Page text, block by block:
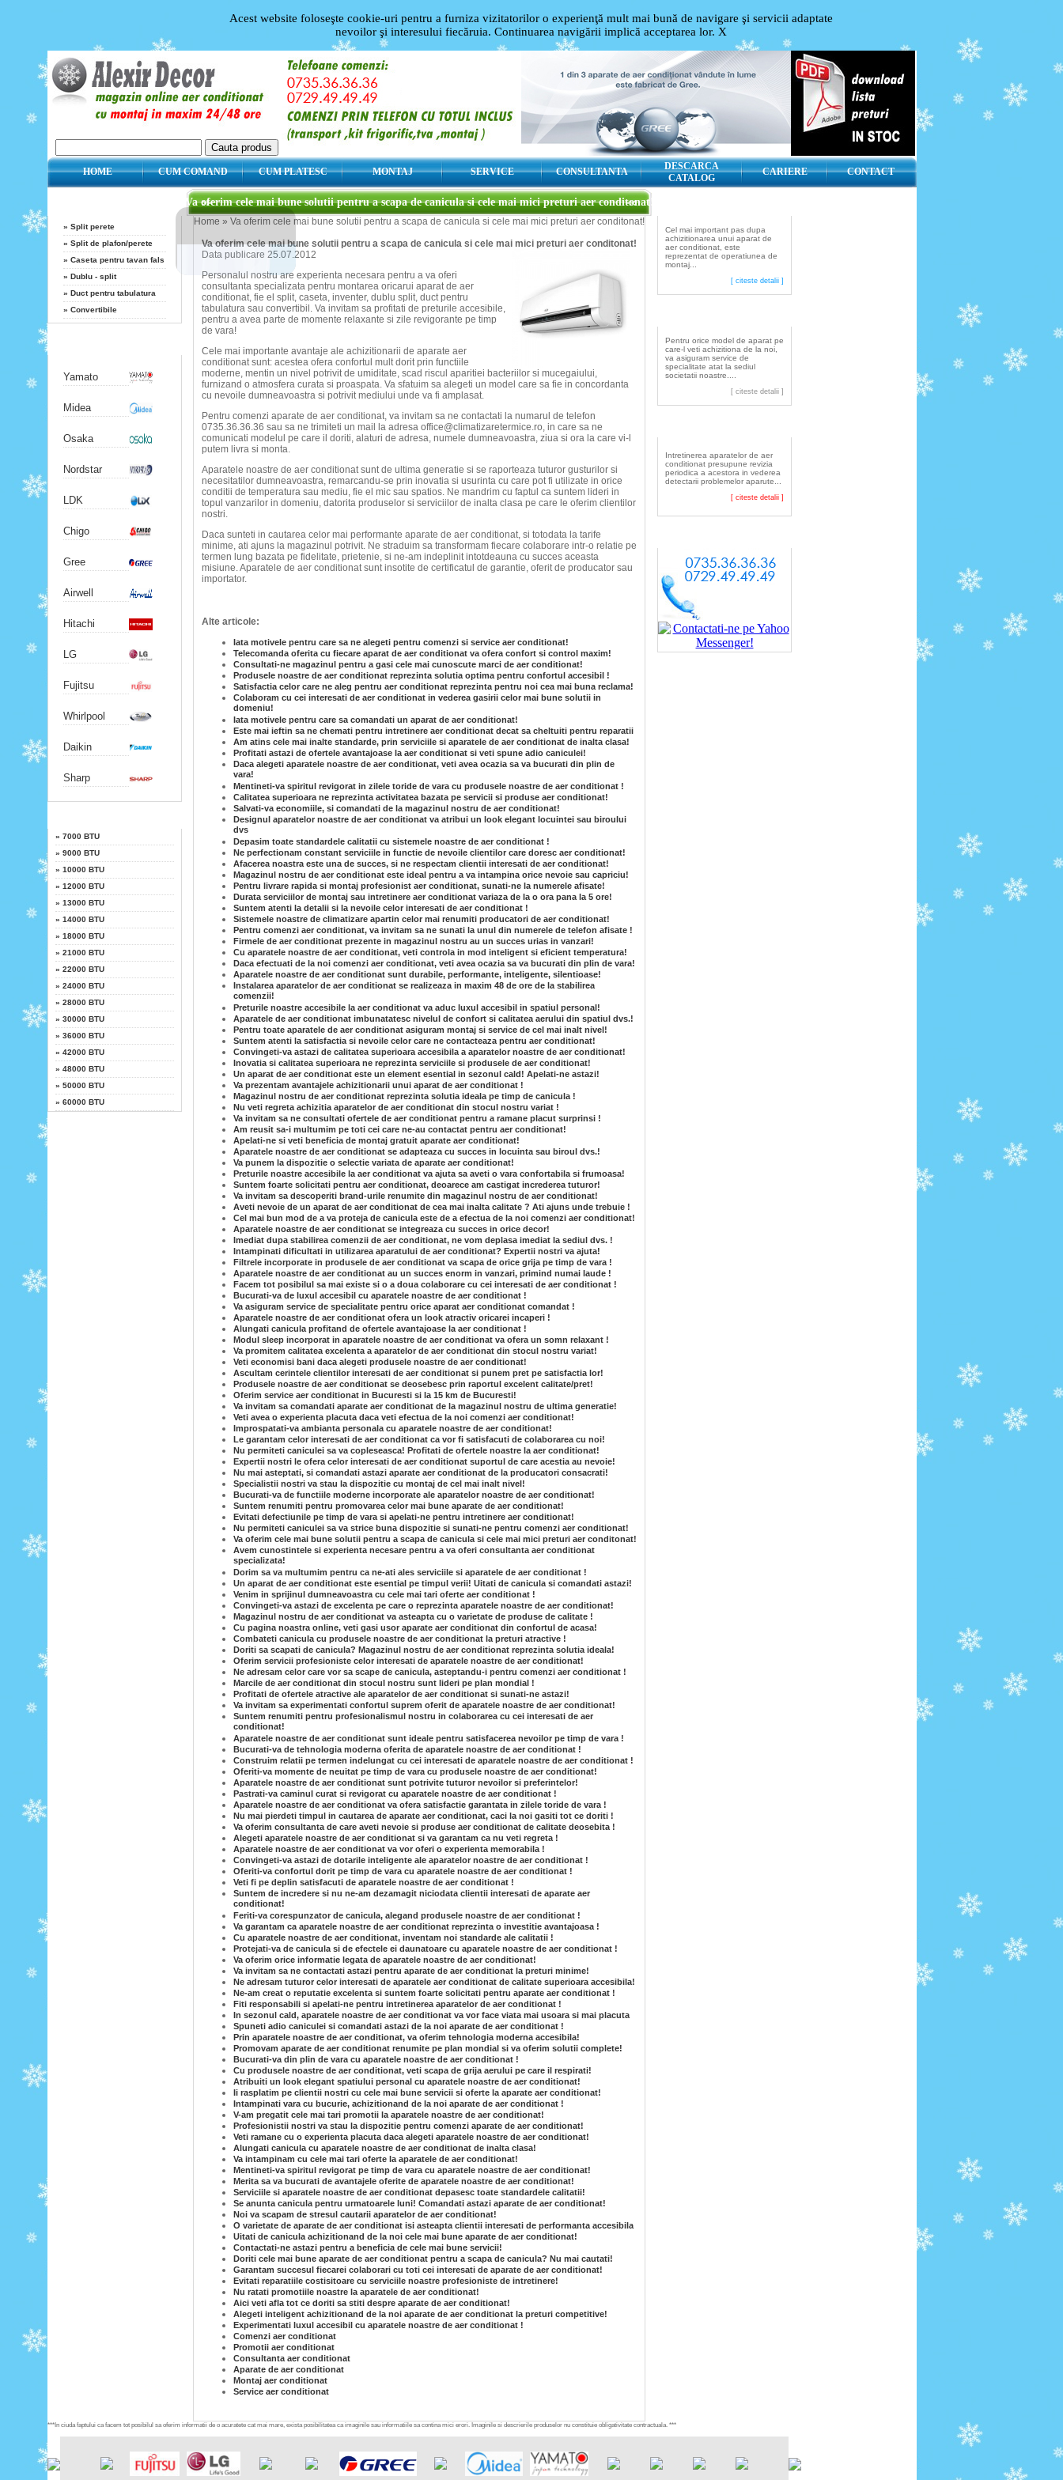
Acest website foloseşte cookie-uri pentru a furniza vizitatorilor o experienţă mult mai bună de navigare şi servicii adaptate
nevoilor şi interesului fiecăruia. Continuarea navigării implică acceptarea lor. X
HOME CUM COMAND CUM PLATESC MONTAJ SERVICE CONSULTANTA
DESCARCA
CATALOG
CARIERE CONTACT
» Split perete
» Split de plafon/perete
» Caseta pentru tavan fals
» Dublu - split
» Duct pentru tabulatura
» Convertibile
Yamato
Midea
Osaka
Nordstar
LDK
Chigo
Gree
Airwell
Hitachi
LG
Fujitsu
Whirlpool
Daikin
Sharp
» 7000 BTU
» 9000 BTU
» 10000 BTU
» 12000 BTU
» 13000 BTU
» 14000 BTU
» 18000 BTU
» 21000 BTU
» 22000 BTU
» 24000 BTU
» 28000 BTU
» 30000 BTU
» 36000 BTU
» 42000 BTU
» 48000 BTU
» 50000 BTU
» 60000 BTU
Va oferim cele mai bune solutii pentru a scapa de canicula si cele mai mici preturi aer conditonat!
Home » Va oferim cele mai bune solutii pentru a scapa de canicula si cele mai mici preturi aer conditonat!
Va oferim cele mai bune solutii pentru a scapa de canicula si cele mai mici preturi aer conditonat!
Data publicare 25.07.2012
Personalul nostru are experienta necesara pentru a va oferi
consultanta specializata pentru montarea oricarui aparat de aer
conditionat, fie el split, caseta, inventer, dublu split, duct pentru
tabulatura sau convertibil. Va invitam sa profitati de preturile accesibile,
pentru a avea parte de momente relaxante si zile revigorante pe timp
de vara!
Cele mai importante avantaje ale achizitionarii de aparate aer
conditionat sunt: acestea ofera confortul mult dorit prin functiile
moderne, mentin un nivel potrivit de umiditate, scad riscul aparitiei bacteriilor si mucegaiului,
furnizand o atmosfera curata si proaspata. Va sfatuim sa alegeti un model care sa fie in concordanta
cu nevoile dumneavoastra si potrivit mediului unde va fi amplasat.
Pentru comenzi aparate de aer conditionat, va invitam sa ne contactati la numarul de telefon
0735.36.36.36 sau sa ne trimiteti un mail la adresa office@climatizaretermice.ro, in care sa ne
comunicati modelul pe care il doriti, alaturi de adresa, numele dumneavoastra, ziua si ora la care vi-l
putem livra si monta.
Aparatele noastre de aer conditionat sunt de ultima generatie si se raporteaza tuturor gusturilor si
necesitatilor dumneavoastra, remarcandu-se prin inovatia si usurinta cu care pot fi utilizate in orice
conditii de temperatura sau mediu, fie el mic sau spatios. Ne mandrim cu faptul ca suntem lideri in
topul vanzarilor in domeniu, datorita produselor si serviciilor de inalta clasa pe care le oferim clientilor
nostri.
Daca sunteti in cautarea celor mai performante aparate de aer conditionat, si totodata la tarife
minime, ati ajuns la magazinul potrivit. Ne straduim sa transformam fiecare colaborare intr-o relatie pe
termen lung bazata pe fidelitate, prietenie, si ne-am indeplinit intotdeauna cu succes aceasta
misiune. Aparatele de aer conditionat sunt insotite de certificatul de garantie, oferit de producator sau
importator.
Alte articole:
Iata motivele pentru care sa ne alegeti pentru comenzi si service aer conditionat!
Telecomanda oferita cu fiecare aparat de aer conditionat va ofera confort si control maxim!
Consultati-ne magazinul pentru a gasi cele mai cunoscute marci de aer conditionat!
Produsele noastre de aer conditionat reprezinta solutia optima pentru confortul accesibil !
Satisfactia celor care ne aleg pentru aer conditionat reprezinta pentru noi cea mai buna reclama!
Colaboram cu cei interesati de aer conditionat in vederea gasirii celor mai bune solutii in
domeniu!
Iata motivele pentru care sa comandati un aparat de aer conditionat!
Este mai ieftin sa ne chemati pentru intretinere aer conditionat decat sa cheltuiti pentru reparatii
Am atins cele mai inalte standarde, prin serviciile si aparatele de aer conditionat de inalta clasa!
Profitati astazi de ofertele avantajoase la aer conditionat si veti spune adio caniculei!
Daca alegeti aparatele noastre de aer conditionat, veti avea ocazia sa va bucurati din plin de
vara!
Mentineti-va spiritul revigorat in zilele toride de vara cu produsele noastre de aer conditionat !
Calitatea superioara ne reprezinta activitatea bazata pe servicii si produse aer conditionat!
Salvati-va economiile, si comandati de la magazinul nostru de aer conditionat!
Designul aparatelor noastre de aer conditionat va atribui un look elegant locuintei sau biroului
dvs
Depasim toate standardele calitatii cu sistemele noastre de aer conditionat !
Ne perfectionam constant serviciile in functie de nevoile clientilor care doresc aer conditionat!
Afacerea noastra este una de succes, si ne respectam clientii interesati de aer conditionat!
Magazinul nostru de aer conditionat este ideal pentru a va intampina orice nevoie sau capriciu!
Pentru livrare rapida si montaj profesionist aer conditionat, sunati-ne la numerele afisate!
Durata serviciilor de montaj sau intretinere aer conditionat variaza de la o ora pana la 5 ore!
Suntem atenti la detalii si la nevoile celor interesati de aer conditionat !
Sistemele noastre de climatizare apartin celor mai renumiti producatori de aer conditionat!
Pentru comenzi aer conditionat, va invitam sa ne sunati la unul din numerele de telefon afisate !
Firmele de aer conditionat prezente in magazinul nostru au un succes urias in vanzari!
Cu aparatele noastre de aer conditionat, veti controla in mod inteligent si eficient temperatura!
Daca efectuati de la noi comenzi aer conditionat, veti avea ocazia sa va bucurati din plin de vara!
Aparatele noastre de aer conditionat sunt durabile, performante, inteligente, silentioase!
Instalarea aparatelor de aer conditionat se realizeaza in maxim 48 de ore de la stabilirea
comenzii!
Preturile noastre accesibile la aer conditionat va aduc luxul accesibil in spatiul personal!
Aparatele de aer conditionat imbunatatesc nivelul de confort si calitatea aerului din spatiul dvs.!
Pentru toate aparatele de aer conditionat asiguram montaj si service de cel mai inalt nivel!
Suntem atenti la satisfactia si nevoile celor care ne contacteaza pentru aer conditionat!
Convingeti-va astazi de calitatea superioara accesibila a aparatelor noastre de aer conditionat!
Inovatia si calitatea superioara ne reprezinta serviciile si produsele de aer conditionat!
Un aparat de aer conditionat este un element esential in sezonul cald! Apelati-ne astazi!
Va prezentam avantajele achizitionarii unui aparat de aer conditionat !
Magazinul nostru de aer conditionat reprezinta solutia ideala pe timp de canicula !
Nu veti regreta achizitia aparatelor de aer conditionat din stocul nostru variat !
Va invitam sa ne consultati ofertele de aer conditionat pentru a ramane placut surprinsi !
Am reusit sa-i multumim pe toti cei care ne-au contactat pentru aer conditionat!
Apelati-ne si veti beneficia de montaj gratuit aparate aer conditionat!
Aparatele noastre de aer conditionat se adapteaza cu succes in locuinta sau biroul dvs.!
Va punem la dispozitie o selectie variata de aparate aer conditionat!
Preturile noastre accesibile la aer conditionat va ajuta sa aveti o vara confortabila si frumoasa!
Suntem foarte solicitati pentru aer conditionat, deoarece am castigat increderea tuturor!
Va invitam sa descoperiti brand-urile renumite din magazinul nostru de aer conditionat!
Aveti nevoie de un aparat de aer conditionat de cea mai inalta calitate ? Ati ajuns unde trebuie !
Cel mai bun mod de a va proteja de canicula este de a efectua de la noi comenzi aer conditionat!
Aparatele noastre de aer conditionat se integreaza cu succes in orice decor!
Imediat dupa stabilirea comenzii de aer conditionat, ne vom deplasa imediat la sediul dvs. !
Intampinati dificultati in utilizarea aparatului de aer conditionat? Expertii nostri va ajuta!
Filtrele incorporate in produsele de aer conditionat va scapa de orice grija pe timp de vara !
Aparatele noastre de aer conditionat au un succes enorm in vanzari, primind numai laude !
Facem tot posibilul sa mai existe si o a doua colaborare cu cei interesati de aer conditionat !
Bucurati-va de luxul accesibil cu aparatele noastre de aer conditionat !
Va asiguram service de specialitate pentru orice aparat aer conditionat comandat !
Aparatele noastre de aer conditionat ofera un look atractiv oricarei incaperi !
Alungati canicula profitand de ofertele avantajoase la aer conditionat !
Modul sleep incorporat in aparatele noastre de aer conditionat va ofera un somn relaxant !
Va promitem calitatea excelenta a aparatelor de aer conditionat din stocul nostru variat!
Veti economisi bani daca alegeti produsele noastre de aer conditionat!
Ascultam cerintele clientilor interesati de aer conditionat si punem pret pe satisfactia lor!
Produsele noastre de aer conditionat se deosebesc prin raportul excelent calitate/pret!
Oferim service aer conditionat in Bucuresti si la 15 km de Bucuresti!
Va invitam sa comandati aparate aer conditionat de la magazinul nostru de ultima generatie!
Veti avea o experienta placuta daca veti efectua de la noi comenzi aer conditionat!
Improspatati-va ambianta personala cu aparatele noastre de aer conditionat!
Le garantam celor interesati de aer conditionat ca vor fi satisfacuti de colaborarea cu noi!
Nu permiteti caniculei sa va copleseasca! Profitati de ofertele noastre la aer conditionat!
Expertii nostri le ofera celor interesati de aer conditionat suportul de care acestia au nevoie!
Nu mai asteptati, si comandati astazi aparate aer conditionat de la producatori consacrati!
Specialistii nostri va stau la dispozitie cu montaj de cel mai inalt nivel!
Bucurati-va de functiile moderne incorporate ale aparatelor noastre de aer conditionat!
Suntem renumiti pentru promovarea celor mai bune aparate de aer conditionat!
Evitati defectiunile pe timp de vara si apelati-ne pentru intretinere aer conditionat!
Nu permiteti caniculei sa va strice buna dispozitie si sunati-ne pentru comenzi aer conditionat!
Va oferim cele mai bune solutii pentru a scapa de canicula si cele mai mici preturi aer conditonat!
Avem cunostintele si experienta necesare pentru a va oferi consultanta aer conditionat
specializata!
Dorim sa va multumim pentru ca ne-ati ales serviciile si aparatele de aer conditionat !
Un aparat de aer conditionat este esential pe timpul verii! Uitati de canicula si comandati astazi!
Venim in sprijinul dumneavoastra cu cele mai tari oferte aer conditionat !
Convingeti-va astazi de excelenta pe care o reprezinta aparatele noastre de aer conditionat!
Magazinul nostru de aer conditionat va asteapta cu o varietate de produse de calitate !
Cu pagina noastra online, veti gasi usor aparate aer conditionat din confortul de acasa!
Combateti canicula cu produsele noastre de aer conditionat la preturi atractive !
Doriti sa scapati de canicula? Magazinul nostru de aer conditionat reprezinta solutia ideala!
Oferim servicii profesioniste celor interesati de aparatele noastre de aer conditionat!
Ne adresam celor care vor sa scape de canicula, asteptandu-i pentru comenzi aer conditionat !
Marcile de aer conditionat din stocul nostru sunt lideri pe plan mondial !
Profitati de ofertele atractive ale aparatelor de aer conditionat si sunati-ne astazi!
Va invitam sa experimentati confortul suprem oferit de aparatele noastre de aer conditionat!
Suntem renumiti pentru profesionalismul nostru in colaborarea cu cei interesati de aer
conditionat!
Aparatele noastre de aer conditionat sunt ideale pentru satisfacerea nevoilor pe timp de vara !
Bucurati-va de tehnologia moderna oferita de aparatele noastre de aer conditionat !
Construim relatii pe termen indelungat cu cei interesati de aparatele noastre de aer conditionat !
Oferiti-va momente de neuitat pe timp de vara cu produsele noastre de aer conditionat!
Aparatele noastre de aer conditionat sunt potrivite tuturor nevoilor si preferintelor!
Pastrati-va caminul curat si revigorat cu aparatele noastre de aer conditionat !
Aparatele noastre de aer conditionat va ofera satisfactie garantata in zilele toride de vara !
Nu mai pierdeti timpul in cautarea de aparate aer conditionat, caci la noi gasiti tot ce doriti !
Va oferim consultanta de care aveti nevoie si produse aer conditionat de calitate deosebita !
Alegeti aparatele noastre de aer conditionat si va garantam ca nu veti regreta !
Aparatele noastre de aer conditionat va vor oferi o experienta memorabila !
Convingeti-va astazi de dotarile inteligente ale aparatelor noastre de aer conditionat !
Oferiti-va confortul dorit pe timp de vara cu aparatele noastre de aer conditionat !
Veti fi pe deplin satisfacuti de aparatele noastre de aer conditionat !
Suntem de incredere si nu ne-am dezamagit niciodata clientii interesati de aparate aer
conditionat!
Feriti-va corespunzator de canicula, alegand produsele noastre de aer conditionat !
Va garantam ca aparatele noastre de aer conditionat reprezinta o investitie avantajoasa !
Cu aparatele noastre de aer conditionat, inventam noi standarde ale calitatii !
Protejati-va de canicula si de efectele ei daunatoare cu aparatele noastre de aer conditionat !
Va oferim orice informatie legata de aparatele noastre de aer conditionat!
Va invitam sa ne contactati astazi pentru aparate de aer conditionat la preturi minime!
Ne adresam tuturor celor interesati de aparatele aer conditionat de calitate superioara accesibila!
Ne-am creat o reputatie excelenta si suntem foarte solicitati pentru aparate aer conditionat !
Fiti responsabili si apelati-ne pentru intretinerea aparatelor de aer conditionat !
In sezonul cald, aparatele noastre de aer conditionat va vor face viata mai usoara si mai placuta
Spuneti adio caniculei si comandati astazi de la noi aparate de aer conditionat !
Prin aparatele noastre de aer conditionat, va oferim tehnologia moderna accesibila!
Promovam aparate de aer conditionat renumite pe plan mondial si va oferim solutii complete!
Bucurati-va din plin de vara cu aparatele noastre de aer conditionat !
Cu produsele noastre de aer conditionat, veti scapa de grija aerului pe care il respirati!
Atribuiti un look elegant spatiului personal cu aparatele noastre de aer conditionat!
Ii rasplatim pe clientii nostri cu cele mai bune servicii si oferte la aparate aer conditionat!
Intampinati vara cu bucurie, achizitionand de la noi aparate de aer conditionat !
V-am pregatit cele mai tari promotii la aparatele noastre de aer conditionat!
Profesionistii nostri va stau la dispozitie pentru comenzi aparate de aer conditionat!
Veti ramane cu o experienta placuta daca alegeti aparatele noastre de aer conditionat!
Alungati canicula cu aparatele noastre de aer conditionat de inalta clasa!
Va intampinam cu cele mai tari oferte la aparatele de aer conditionat!
Mentineti-va spiritul revigorat pe timp de vara cu aparatele noastre de aer conditionat!
Merita sa va bucurati de avantajele oferite de aparatele noastre de aer conditionat!
Serviciile si aparatele noastre de aer conditionat depasesc toate standardele calitatii!
Se anunta canicula pentru urmatoarele luni! Comandati astazi aparate de aer conditionat!
Noi va scapam de stresul cautarii aparatelor de aer conditionat!
O varietate de aparate de aer conditionat isi asteapta clientii interesati de performanta accesibila
Uitati de canicula achizitionand de la noi cele mai bune aparate de aer conditionat!
Contactati-ne astazi pentru a beneficia de cele mai bune servicii!
Doriti cele mai bune aparate de aer conditionat pentru a scapa de canicula? Nu mai cautati!
Garantam succesul fiecarei colaborari cu toti cei interesati de aparate de aer conditionat!
Evitati reparatiile costisitoare cu serviciile noastre profesioniste de intretinere!
Nu ratati promotiile noastre la aparatele de aer conditionat!
Aici veti afla tot ce doriti sa stiti despre aparate de aer conditionat!
Alegeti inteligent achizitionand de la noi aparate de aer conditionat la preturi competitive!
Experimentati luxul accesibil cu aparatele noastre de aer conditionat !
Comenzi aer conditionat
Promotii aer conditionat
Consultanta aer conditionat
Aparate de aer conditionat
Montaj aer conditionat
Service aer conditionat
Cel mai important pas dupa
achizitionarea unui aparat de
aer conditionat, este
reprezentat de operatiunea de
montaj...
[ citeste detalii ]
Pentru orice model de aparat pe
care-l veti achizitiona de la noi,
va asiguram service de
specialitate atat la sediul
societatii noastre....
[ citeste detalii ]
Intretinerea aparatelor de aer
conditionat presupune revizia
periodica a acestora in vederea
detectarii problemelor aparute...
[ citeste detalii ]
***In ciuda faptului ca facem tot posibilul sa oferim informatii de o acuratete cat mai mare, exista posibilitatea ca imaginile sau informatiile sa contina mici erori. Imaginile si descrierile produselor nu constituie obligativitate contractuala. ***